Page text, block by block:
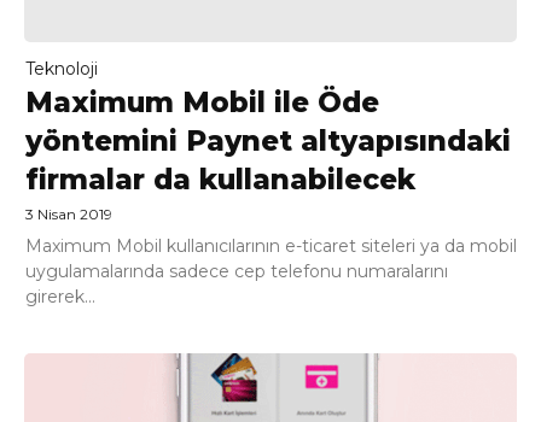
Teknoloji
Maximum Mobil ile Öde
yöntemini Paynet altyapısındaki
firmalar da kullanabilecek
3 Nisan 2019
Maximum Mobil kullanıcılarının e-ticaret siteleri ya da mobil
uygulamalarında sadece cep telefonu numaralarını
girerek...